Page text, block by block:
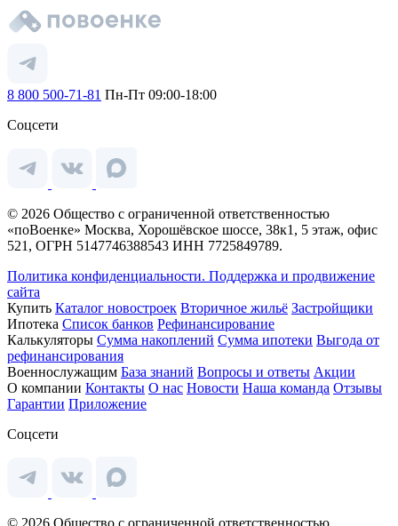
8 800 500-71-81 Пн-Пт 09:00-18:00
Соцсети
© 2026 Общество с ограниченной ответственностью
«поВоенке» Москва, Хорошёвское шоссе, 38к1, 5 этаж, офис
521, ОГРН 5147746388543 ИНН 7725849789.
Политика конфиденциальности. Поддержка и продвижение
сайта
Купить Каталог новостроек Вторичное жильё Застройщики
Ипотека Список банков Рефинансирование
Калькуляторы Сумма накоплений Сумма ипотеки Выгода от
рефинансирования
Военнослужащим База знаний Вопросы и ответы Акции
О компании Контакты О нас Новости Наша команда Отзывы
Гарантии Приложение
Соцсети